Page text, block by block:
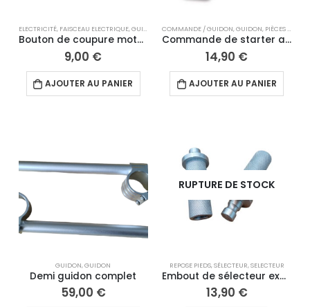
ELECTRICITÉ, FAISCEAU ELECTRIQUE,GUIDON GUIDON
Bouton de coupure moteur
9,00 €
AJOUTER AU PANIER
COMMANDE / GUIDON,GUIDON, PIÈCES DÉTACHÉES
Commande de starter au guidon
14,90 €
AJOUTER AU PANIER
GUIDON,GUIDON
Demi guidon complet
59,00 €
RUPTURE DE STOCK
REPOSE PIEDS,SÉLECTEUR,SELECTEUR
Embout de sélecteur excentrique
13,90 €